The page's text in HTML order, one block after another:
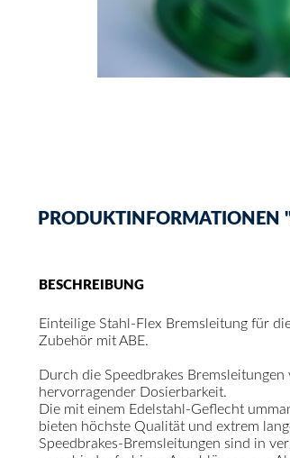
PRODUKTINFORMATIONEN
BESCHREIBUNG
Einteilige Stahl-Flex Bremsleitung für
Zubehör mit ABE.
Durch die Speedbrakes
hervorragender Dosierbarkeit.
Die mit einem Edelstahl-Geflecht
bieten höchste Qualität und extrem
Speedbrakes-Bremsleitungen sind in